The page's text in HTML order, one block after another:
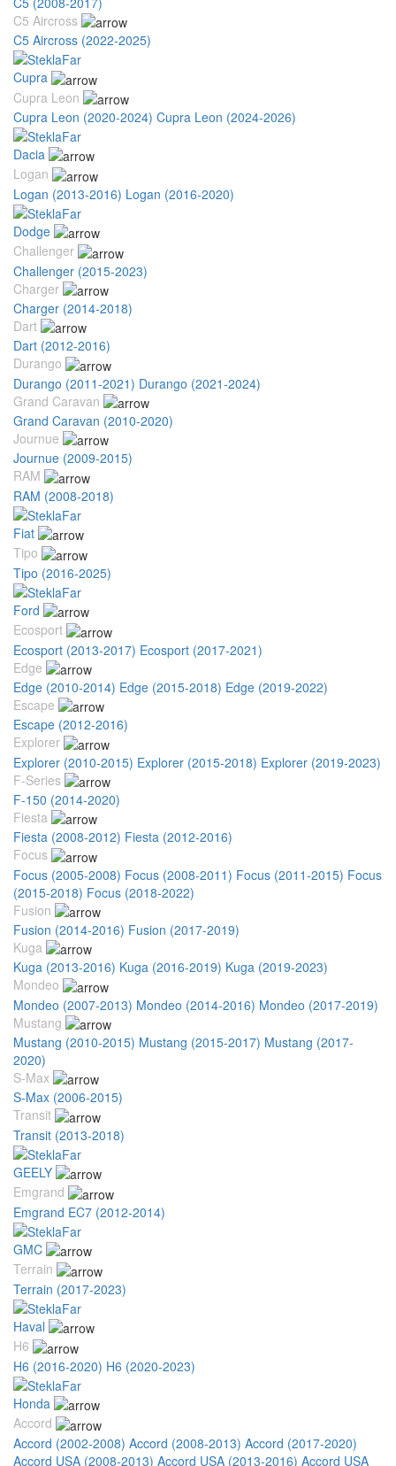
C5 Aircross
C5 Aircross (2022-2025)
Cupra
Cupra Leon
Cupra Leon (2020-2024) Cupra Leon (2024-2026)
Dacia
Logan
Logan (2013-2016) Logan (2016-2020)
Dodge
Challenger
Challenger (2015-2023)
Charger
Charger (2014-2018)
Dart
Dart (2012-2016)
Durango
Durango (2011-2021) Durango (2021-2024)
Grand Caravan
Grand Caravan (2010-2020)
Journue
Journue (2009-2015)
RAM
RAM (2008-2018)
Fiat
Tipo
Tipo (2016-2025)
Ford
Ecosport
Ecosport (2013-2017) Ecosport (2017-2021)
Edge
Edge (2010-2014) Edge (2015-2018) Edge (2019-2022)
Escape
Escape (2012-2016)
Explorer
Explorer (2010-2015) Explorer (2015-2018) Explorer (2019-2023)
F-Series
F-150 (2014-2020)
Fiesta
Fiesta (2008-2012) Fiesta (2012-2016)
Focus
Focus (2005-2008) Focus (2008-2011) Focus (2011-2015) Focus
(2015-2018) Focus (2018-2022)
Fusion
Fusion (2014-2016) Fusion (2017-2019)
Kuga
Kuga (2013-2016) Kuga (2016-2019) Kuga (2019-2023)
Mondeo
Mondeo (2007-2013) Mondeo (2014-2016) Mondeo (2017-2019)
Mustang
Mustang (2010-2015) Mustang (2015-2017) Mustang (2017-
2020)
S-Max
S-Max (2006-2015)
Transit
Transit (2013-2018)
GEELY
Emgrand
Emgrand EC7 (2012-2014)
GMC
Terrain
Terrain (2017-2023)
Haval
H6
H6 (2016-2020) H6 (2020-2023)
Honda
Accord
Accord (2002-2008) Accord (2008-2013) Accord (2017-2020)
Accord USA (2008-2013) Accord USA (2013-2016) Accord USA